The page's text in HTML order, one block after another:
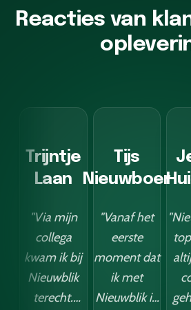
Reacties van
Trijntje
Laan
"Via mijn
collega
kwam ik bij
Nieuwblik
terecht.
Tijs
Nieuwboer
"Vanaf het
eerste
moment dat
ik met
Nieuwblik in